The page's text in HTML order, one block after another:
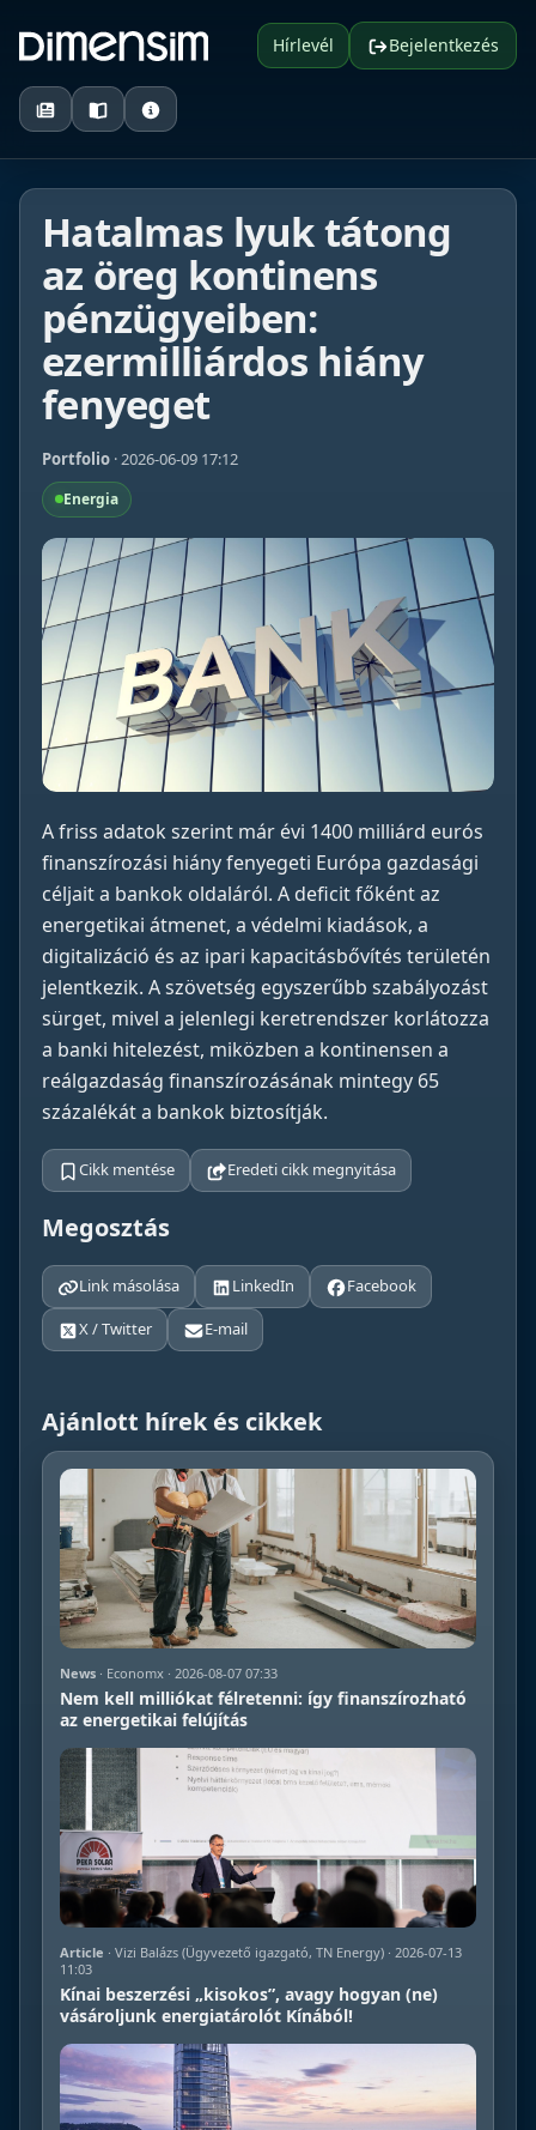
Hírlevél Bejelentkezés
Hatalmas lyuk tátong
az öreg kontinens
pénzügyeiben:
ezermilliárdos hiány
fenyeget
Portfolio · 2026-06-09 17:12
Energia
A friss adatok szerint már évi 1400 milliárd eurós
finanszírozási hiány fenyegeti Európa gazdasági
céljait a bankok oldaláról. A deficit főként az
energetikai átmenet, a védelmi kiadások, a
digitalizáció és az ipari kapacitásbővítés területén
jelentkezik. A szövetség egyszerűbb szabályozást
sürget, mivel a jelenlegi keretrendszer korlátozza
a banki hitelezést, miközben a kontinensen a
reálgazdaság finanszírozásának mintegy 65
százalékát a bankok biztosítják.
Cikk mentése Eredeti cikk megnyitása
Megosztás
Link másolása LinkedIn
Facebook
X / Twitter
E-mail
Ajánlott hírek és cikkek
News · Economx · 2026-08-07 07:33
Nem kell milliókat félretenni: így finanszírozható
az energetikai felújítás
Article · Vizi Balázs (Ügyvezető igazgató, TN Energy) · 2026-07-13
11:03
Kínai beszerzési „kisokos”, avagy hogyan (ne)
vásároljunk energiatárolót Kínából!